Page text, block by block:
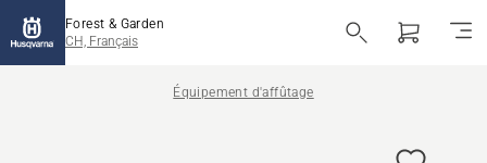
Forest & Garden
CH, Français
Équipement d'affûtage